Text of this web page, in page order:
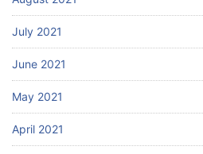
July 2021
June 2021
May 2021
April 2021